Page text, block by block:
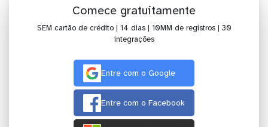
Comece gratuitamente
SEM cartão de crédito | 14 dias | 10MM de registros | 30
integrações
Entre com o Google
Entre com o Facebook